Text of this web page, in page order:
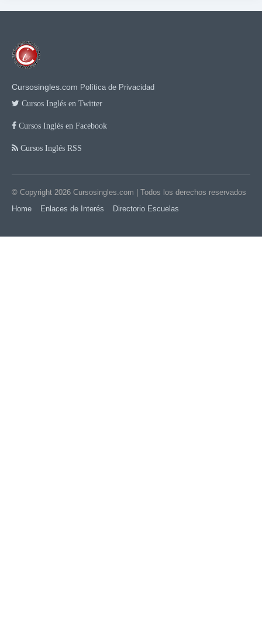
Cursosingles.com Política de Privacidad
Cursos Inglés en Twitter
Cursos Inglés en Facebook
Cursos Inglés RSS
© Copyright 2026 Cursosingles.com | Todos los derechos reservados
Home
Enlaces de Interés Directorio Escuelas